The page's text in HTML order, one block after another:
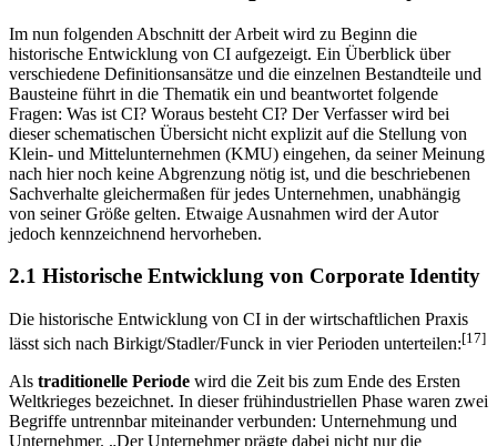
2 Das Wesen der Corporate Identity
Im nun folgenden Abschnitt der Arbeit wird zu Beginn die
historische Entwicklung von CI aufgezeigt. Ein Überblick über
verschiedene Definitionsansätze und die einzelnen Bestandteile und
Bausteine führt in die Thematik ein und beantwortet folgende
Fragen: Was ist CI? Woraus besteht CI? Der Verfasser wird bei
dieser schematischen Übersicht nicht explizit auf die Stellung von
Klein- und Mittelunternehmen (KMU) eingehen, da seiner Meinung
nach hier noch keine Abgrenzung nötig ist, und die beschriebenen
Sachverhalte gleichermaßen für jedes Unternehmen, unabhängig
von seiner Größe gelten. Etwaige Ausnahmen wird der Autor
Die historische Entwicklung von CI in der wirtschaftlichen Praxis
Alstraditionelle Periodewird die Zeit bis zum Ende des Ersten
Weltkrieges bezeichnet. In dieser frühindustriellen Phase waren zwei
Begriffe untrennbar miteinander verbunden: Unternehmung und